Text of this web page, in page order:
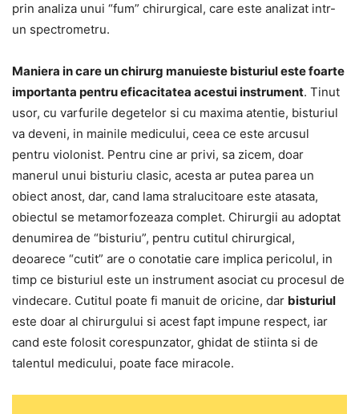
prin analiza unui “fum” chirurgical, care este analizat intr-
un spectrometru.
Maniera in care un chirurg manuieste bisturiul este foarte
importanta pentru eficacitatea acestui instrument. Tinut
usor, cu varfurile degetelor si cu maxima atentie, bisturiul
va deveni, in mainile medicului, ceea ce este arcusul
pentru violonist. Pentru cine ar privi, sa zicem, doar
manerul unui bisturiu clasic, acesta ar putea parea un
obiect anost, dar, cand lama stralucitoare este atasata,
obiectul se metamorfozeaza complet. Chirurgii au adoptat
denumirea de “bisturiu”, pentru cutitul chirurgical,
deoarece “cutit” are o conotatie care implica pericolul, in
timp ce bisturiul este un instrument asociat cu procesul de
vindecare. Cutitul poate fi manuit de oricine, dar bisturiul
este doar al chirurgului si acest fapt impune respect, iar
cand este folosit corespunzator, ghidat de stiinta si de
talentul medicului, poate face miracole.